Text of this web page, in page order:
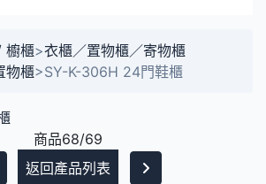
櫥櫃>衣櫃／置物櫃／寄物櫃
物櫃>SY-K-306H 24門鞋櫃
商品68/69
返回產品列表